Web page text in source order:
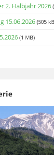
2. Halbjahr 2026
15.06.2026 (505
(1 MB)